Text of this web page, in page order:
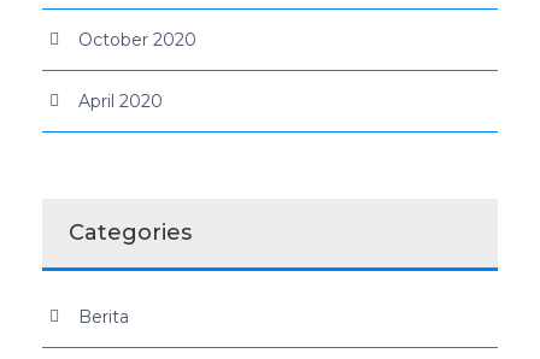
October 2020
April 2020
Categories
Berita